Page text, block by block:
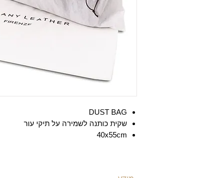
DUST BAG
שקית כותנה לשמירה על תיקי עור
40x55cm